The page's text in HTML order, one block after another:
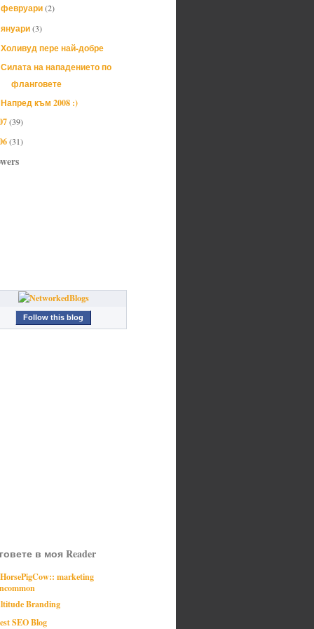
февруари(2)
януари(3)
Холивуд пере най-добре
Силата на нападението по
фланговете
Напред към 2008 :)
(39)
(31)
Follow this blog
в моя Reader
marketing
Branding
SEO Blog